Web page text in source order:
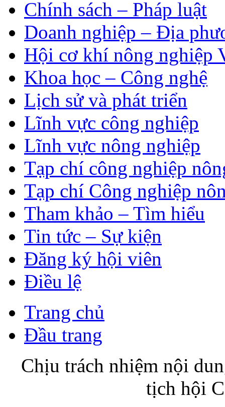
Chính sách – Pháp luật
Doanh nghiệp – Địa
Hội cơ khí nông nghiệp
Khoa học – Công nghệ
Lịch sử và phát triển
Lĩnh vực công nghiệp
Lĩnh vực nông nghiệp
Tạp chí công nghiệp
Tạp chí Công nghiệp
Tham khảo – Tìm hiểu
Tin tức – Sự kiện
Đăng ký hội viên
Điều lệ
Trang chủ
Đầu trang
Chịu trách nhiệm nội
tịch hội